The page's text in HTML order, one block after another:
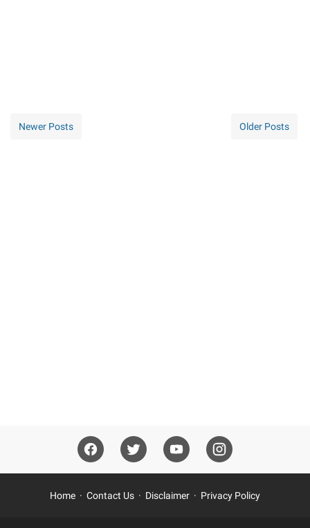
Newer Posts Older Posts
Home Contact Us Disclaimer Privacy Policy